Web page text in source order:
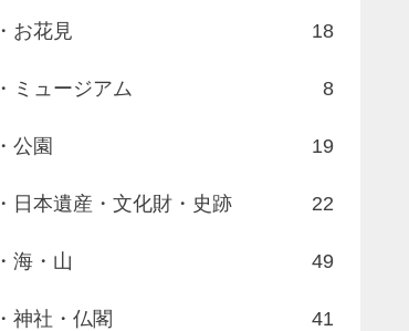
・お花見 18
・ミュージアム 8
・公園 19
・日本遺産・文化財・史跡 22
・海・山 49
・神社・仏閣 41